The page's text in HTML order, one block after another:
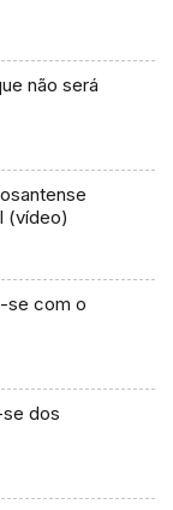
não será
(vídeo)
se com o
dos